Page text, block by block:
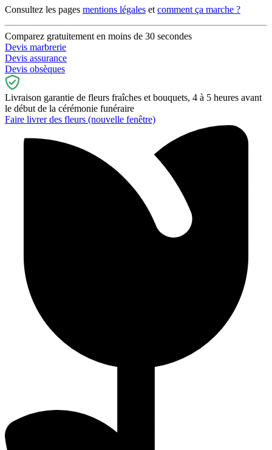
Consultez les pages mentions légales et comment ça marche ?
Comparez gratuitement en moins de 30 secondes
Devis marbrerie
Devis assurance
Devis obsèques
Livraison garantie de fleurs fraîches et bouquets, 4 à 5 heures avant
le début de la cérémonie funéraire
Faire livrer des fleurs (nouvelle fenêtre)